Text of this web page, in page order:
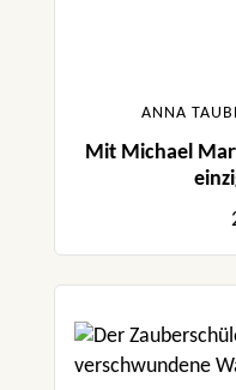
ANNA
Mit Michael